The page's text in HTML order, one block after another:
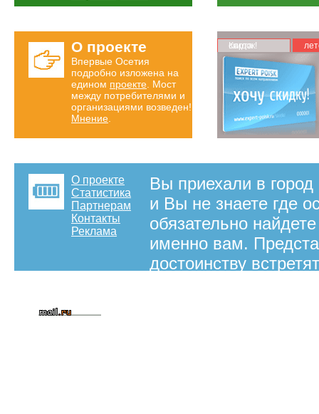
О проекте
Впервые Осетия
подробно изложена на
едином проекте . Мост
между потребителями и
организациями возведен!
Мнение
Карта скидок!
О проекте
Статистика
Партнерам
Контакты
Реклама
Вы приехали в город
и Вы не знаете где
обязательно
именно вам.
достоинству